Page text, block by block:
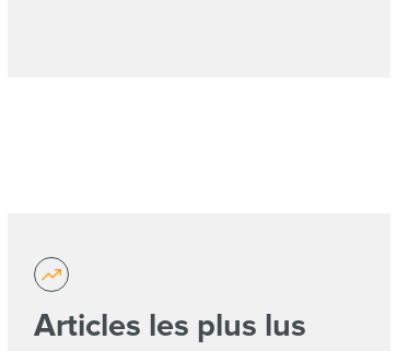
Articles les plus lus